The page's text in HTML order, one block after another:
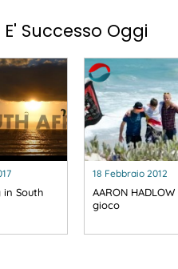
E' Successo Oggi
South
18 Febbraio 2012
AARON
gioco